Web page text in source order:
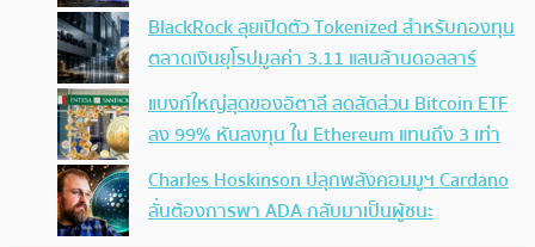
BlackRock ลุยเปิดตัว Tokenized สำหรับกองทุน
ตลาดเงินยุโรปมูลค่า 3.11 แสนล้านดอลลาร์
แบงก์ใหญ่สุดของอิตาลี ลดสัดส่วน Bitcoin ETF
ลง 99% หันลงทุน ใน Ethereum แทนถึง 3 เท่า
Charles Hoskinson ปลุกพลังคอมมูฯ Cardano
ลั่นต้องการพา ADA กลับมาเป็นผู้ชนะ